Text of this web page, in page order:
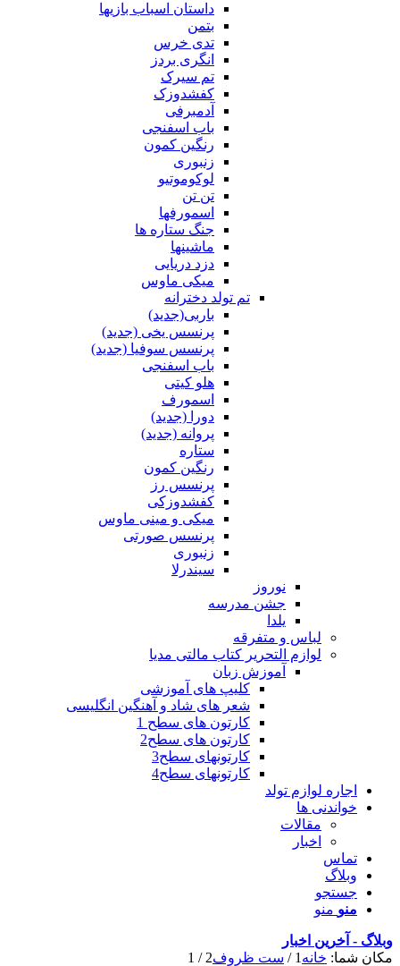
داستان اسباب بازیها
بتمن
تدی خرس
انگری بردز
تم سیرک
کفشدوزک
آدمبرفی
باب اسفنجی
رنگین کمون
زنبوری
لوکوموتیو
تن تن
اسمورفها
جنگ ستاره ها
ماشینها
دزد دریایی
میکی ماوس
تم تولد دخترانه
باربی(جدید)
پرنسس یخی (جدید)
پرنسس سوفیا (جدید)
باب اسفنجی
هلو کیتی
اسمورف
دورا (جدید)
پروانه (جدید)
ستاره
رنگین کمون
پرنسس رز
کفشدوزکی
میکی و مینی ماوس
پرنسس صورتی
زنبوری
سیندرلا
نوروز
جشن مدرسه
یلدا
لباس و متفرقه
لوازم التحریر کتاب مالتی مدیا
آموزش زبان
کلیپ های آموزشی
شعر های شاد و آهنگین انگلیسی
کارتون های سطح 1
کارتون های سطح2
کارتونهای سطح3
کارتونهای سطح4
اجاره لوازم تولد
خواندنی ها
مقالات
اخبار
تماس
وبلاگ
جستجو
منو منو
وبلاگ - آخرین اخبار
مکان شما: خانه 1
/ ست ظروف2
/
1